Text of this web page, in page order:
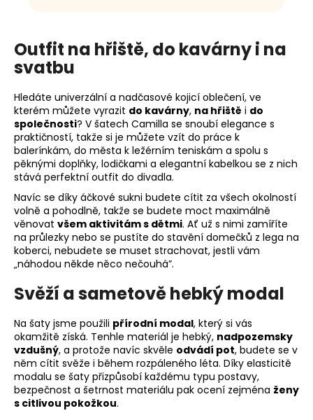
Outfit na hřiště, do kavárny i na
svatbu
Hledáte univerzální a nadčasové kojicí oblečení, ve
kterém můžete vyrazit do kavárny, na hřiště i do
společnosti? V šatech Camilla se snoubí elegance s
praktičností, takže si je můžete vzít do práce k
balerínkám, do města k ležérním teniskám a spolu s
pěknými doplňky, lodičkami a elegantní kabelkou se z nich
stává perfektní outfit do divadla.
Navíc se díky áčkové sukni budete cítit za všech okolností
volně a pohodlně, takže se budete moct maximálně
věnovat všem aktivitám s dětmi. Ať už s nimi zamíříte
na průlezky nebo se pustíte do stavění domečků z lega na
koberci, nebudete se muset strachovat, jestli vám
„náhodou někde něco nečouhá”.
Svěží a sametově hebký modal
Na šaty jsme použili přírodní modal, který si vás
okamžitě získá. Tenhle materiál je hebký, nadpozemsky
vzdušný, a protože navíc skvěle odvádí pot, budete se v
něm cítit svěže i během rozpáleného léta. Díky elasticitě
modalu se šaty přizpůsobí každému typu postavy,
bezpečnost a šetrnost materiálu pak ocení zejména ženy
s citlivou pokožkou.